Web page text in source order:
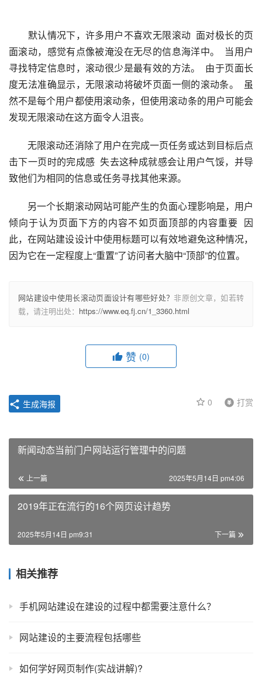
默认情况下，许多用户不喜欢无限滚动  面对极长的页
面滚动，感觉有点像被淹没在无尽的信息海洋中。  当用户
寻找特定信息时，滚动很少是最有效的方法。  由于页面长
度无法准确显示，无限滚动将破坏页面一侧的滚动条。  虽
然不是每个用户都使用滚动条，但使用滚动条的用户可能会
发现无限滚动在这方面令人沮丧。
无限滚动还消除了用户在完成一页任务或达到目标后点
击下一页时的完成感  失去这种成就感会让用户气馁，并导
致他们为相同的信息或任务寻找其他来源。
另一个长期滚动网站可能产生的负面心理影响是，用户
倾向于认为页面下方的内容不如页面顶部的内容重要  因
此，在网站建设设计中使用标题可以有效地避免这种情况，
因为它在一定程度上“重置”了访问者大脑中“顶部”的位置。
网站建设中使用长滚动页面设计有哪些好处？非原创文章，如若转
载，请注明出处： https://www.eq.fj.cn/1_3360.html
赞 (0)
0 打赏
生成海报
新闻动态当前门户网站运行管理中的问题
上一篇 2025年5月14日 pm4:06
2019年正在流行的16个网页设计趋势
下一篇
2025年5月14日 pm9:31
相关推荐
手机网站建设在建设的过程中都需要注意什么？
网站建设的主要流程包括哪些
如何学好网页制作(实战讲解)?